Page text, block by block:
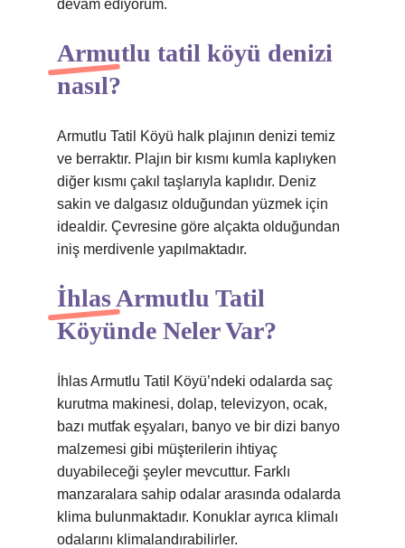
devam ediyorum.
Armutlu tatil köyü denizi
nasıl?
Armutlu Tatil Köyü halk plajının denizi temiz
ve berraktır. Plajın bir kısmı kumla kaplıyken
diğer kısmı çakıl taşlarıyla kaplıdır. Deniz
sakin ve dalgasız olduğundan yüzmek için
idealdir. Çevresine göre alçakta olduğundan
iniş merdivenle yapılmaktadır.
İhlas Armutlu Tatil
Köyünde Neler Var?
İhlas Armutlu Tatil Köyü’ndeki odalarda saç
kurutma makinesi, dolap, televizyon, ocak,
bazı mutfak eşyaları, banyo ve bir dizi banyo
malzemesi gibi müşterilerin ihtiyaç
duyabileceği şeyler mevcuttur. Farklı
manzaralara sahip odalar arasında odalarda
klima bulunmaktadır. Konuklar ayrıca klimalı
odalarını klimalandırabilirler.